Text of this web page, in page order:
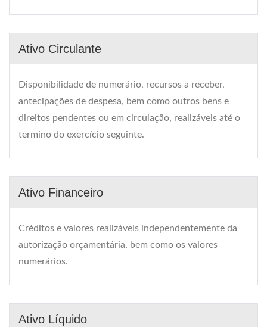
Ativo Circulante
Disponibilidade de numerário, recursos a receber,
antecipações de despesa, bem como outros bens e
direitos pendentes ou em circulação, realizáveis até o
termino do exercício seguinte.
Ativo Financeiro
Créditos e valores realizáveis independentemente da
autorização orçamentária, bem como os valores
numerários.
Ativo Líquido